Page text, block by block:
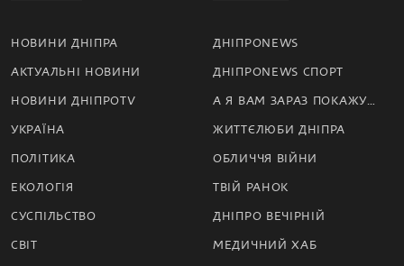
НОВИНИ ДНІПРА
АКТУАЛЬНІ НОВИНИ
НОВИНИ ДНІПРОTV
УКРАЇНА
ПОЛІТИКА
ЕКОЛОГІЯ
СУСПІЛЬСТВО
СВІТ
ДНІПРОNEWS
ДНІПРОNEWS СПОРТ
А Я ВАМ ЗАРАЗ ПОКАЖУ…
ЖИТТЄЛЮБИ ДНІПРА
ОБЛИЧЧЯ ВІЙНИ
ТВІЙ РАНОК
ДНІПРО ВЕЧІРНІЙ
МЕДИЧНИЙ ХАБ